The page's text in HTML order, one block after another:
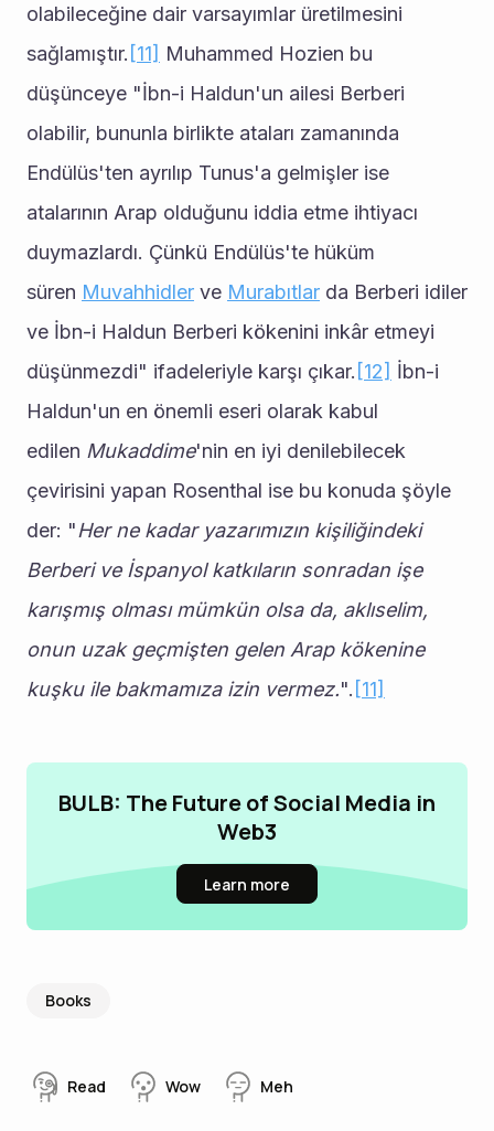
olabileceğine dair varsayımlar üretilmesini
sağlamıştır. [11] Muhammed Hozien bu
düşünceye "İbn-i Haldun'un ailesi Berberi
olabilir, bununla birlikte ataları zamanında
Endülüs'ten ayrılıp Tunus'a gelmişler ise
atalarının Arap olduğunu iddia etme ihtiyacı
duymazlardı. Çünkü Endülüs'te hüküm
süren Muvahhidler ve Murabıtlar da Berberi idiler
ve İbn-i Haldun Berberi kökenini inkâr etmeyi
düşünmezdi" ifadeleriyle karşı çıkar. [12] İbn-i
Haldun'un en önemli eseri olarak kabul
edilen Mukaddime'nin en iyi denilebilecek
çevirisini yapan Rosenthal ise bu konuda şöyle
der: "Her ne kadar yazarımızın kişiliğindeki
Berberi ve İspanyol katkıların sonradan işe
karışmış olması mümkün olsa da, aklıselim,
onun uzak geçmişten gelen Arap kökenine
kuşku ile bakmamıza izin vermez.". [11]
BULB: The Future of Social Media in
Web3
Learn more
Books
Read Wow Meh